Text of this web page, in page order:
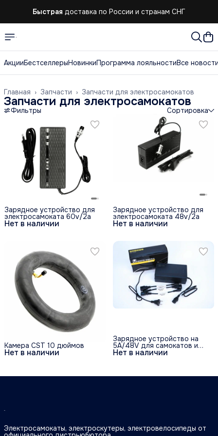
Быстрая доставка по России и странам СНГ
АкцииБестселлерыНовинкиПрограмма лояльностиВсе
Запчасти для электросамокатов
Запчасти ›
Главная ›
Запчасти для электросамокатов
Фильтры Сортировка
Нет в наличии
Зарядное устройство для
электросамоката 60v/2a
Нет в наличии
Зарядное устройство для
электросамоката 48v/2a
Нет в наличии
Камера CST 10 дюймов
Нет в наличии
Зарядное устройство на
5A/48V для самокатов и
CityCoco
Электросамокаты, электроскутеры, электровелосипеды от